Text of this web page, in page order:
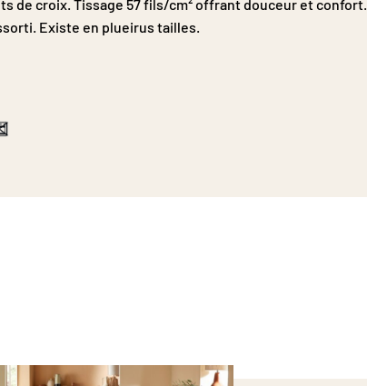
de croix. Tissage 57 fils/cm² offrant douceur et confort.
Existe en plueirus tailles.